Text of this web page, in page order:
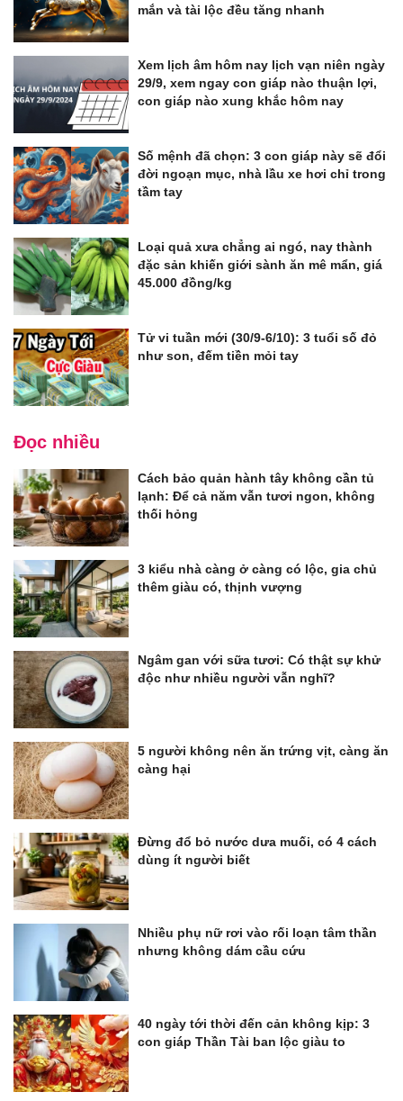
mắn và tài lộc đều tăng nhanh
Xem lịch âm hôm nay lịch vạn niên ngày
29/9, xem ngay con giáp nào thuận lợi,
con giáp nào xung khắc hôm nay
Số mệnh đã chọn: 3 con giáp này sẽ đổi
đời ngoạn mục, nhà lầu xe hơi chỉ trong
tầm tay
Loại quả xưa chẳng ai ngó, nay thành
đặc sản khiến giới sành ăn mê mẩn, giá
45.000 đồng/kg
Tử vi tuần mới (30/9-6/10): 3 tuổi số đỏ
như son, đếm tiền mỏi tay
Đọc nhiều
Cách bảo quản hành tây không cần tủ
lạnh: Để cả năm vẫn tươi ngon, không
thối hỏng
3 kiểu nhà càng ở càng có lộc, gia chủ
thêm giàu có, thịnh vượng
Ngâm gan với sữa tươi: Có thật sự khử
độc như nhiều người vẫn nghĩ?
5 người không nên ăn trứng vịt, càng ăn
càng hại
Đừng đổ bỏ nước dưa muối, có 4 cách
dùng ít người biết
Nhiều phụ nữ rơi vào rối loạn tâm thần
nhưng không dám cầu cứu
40 ngày tới thời đến cản không kịp: 3
con giáp Thần Tài ban lộc giàu to